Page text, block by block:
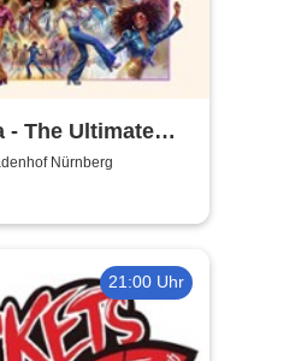
- The Ultimate
Show
Nürnberg
21:00 Uhr